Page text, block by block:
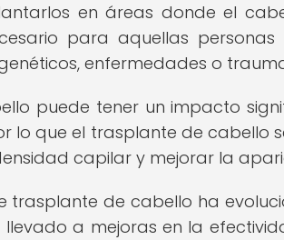
en áreas donde el
para aquellas
enfermedades o
puede tener un impacto
lo que el trasplante de cabello
capilar y mejorar la
trasplante de cabello ha
llevado a mejoras en la